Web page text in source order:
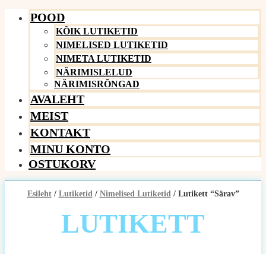
POOD
KÕIK LUTIKETID
NIMELISED LUTIKETID
NIMETA LUTIKETID
NÄRIMISLELUD
NÄRIMISRÕNGAD
AVALEHT
MEIST
KONTAKT
MINU KONTO
OSTUKORV
Esileht/ Lutiketid/ Nimelised Lutiketid/ Lutikett “Särav”
LUTIKETT